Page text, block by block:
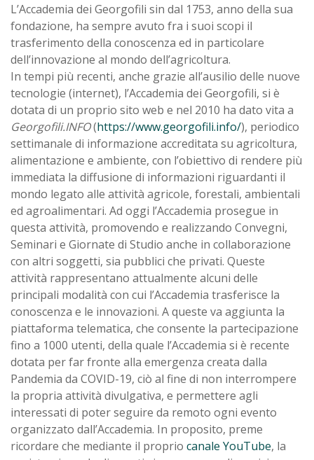
L’Accademia dei Georgofili sin dal 1753, anno della sua
fondazione, ha sempre avuto fra i suoi scopi il
trasferimento della conoscenza ed in particolare
dell’innovazione al mondo dell’agricoltura.
In tempi più recenti, anche grazie all’ausilio delle nuove
tecnologie (internet), l’Accademia dei Georgofili, si è
dotata di un proprio sito web e nel 2010 ha dato vita a
Georgofili.INFO(https://www.georgofili.info/), periodico
settimanale di informazione accreditata su agricoltura,
alimentazione e ambiente, con l’obiettivo di rendere più
immediata la diffusione di informazioni riguardanti il
mondo legato alle attività agricole, forestali, ambientali
ed agroalimentari. Ad oggi l’Accademia prosegue in
questa attività, promovendo e realizzando Convegni,
Seminari e Giornate di Studio anche in collaborazione
con altri soggetti, sia pubblici che privati. Queste
attività rappresentano attualmente alcuni delle
principali modalità con cui l’Accademia trasferisce la
conoscenza e le innovazioni. A queste va aggiunta la
piattaforma telematica, che consente la partecipazione
fino a 1000 utenti, della quale l’Accademia si è recente
dotata per far fronte alla emergenza creata dalla
Pandemia da COVID-19, ciò al fine di non interrompere
la propria attività divulgativa, e permettere agli
interessati di poter seguire da remoto ogni evento
organizzato dall’Accademia. In proposito, preme
ricordare che mediante il proprio canale YouTube, la